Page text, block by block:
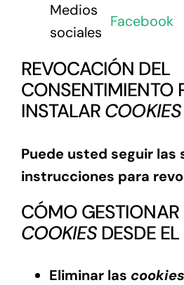
Medios
sociales
Facebook
REVOCACIÓN DEL
CONSENTIMIENTO
INSTALAR COOKIES
Puede usted seguir las
instrucciones para
CÓMO GESTIONAR
COOKIES DESDE
Eliminar las cookies